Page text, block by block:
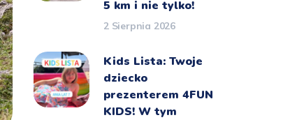
5 km i nie tylko!
2 Sierpnia 2026
Kids Lista: Twoje
dziecko
prezenterem 4FUN
KIDS! W tym